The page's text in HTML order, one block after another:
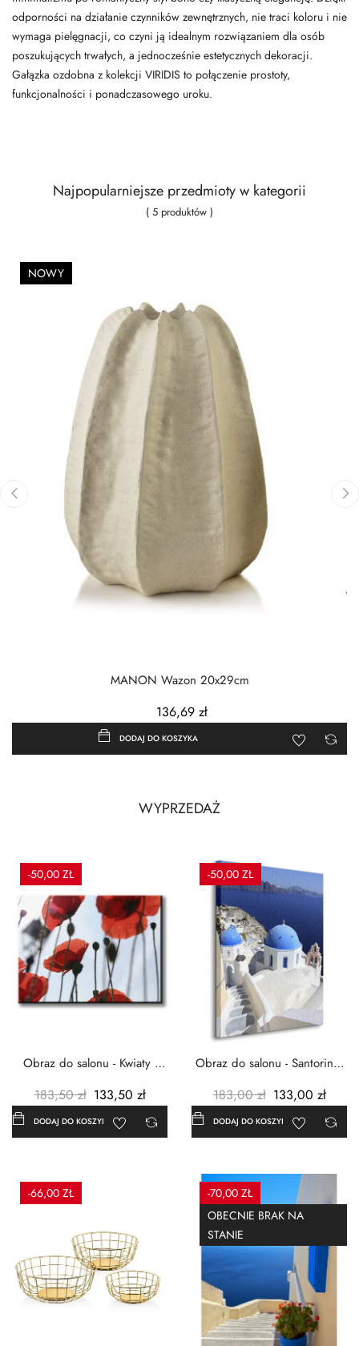
odporności na działanie czynników zewnętrznych, nie traci koloru i nie
wymaga pielęgnacji, co czyni ją idealnym rozwiązaniem dla osób
poszukujących trwałych, a jednocześnie estetycznych dekoracji.
Gałązka ozdobna z kolekcji VIRIDIS to połączenie prostoty,
funkcjonalności i ponadczasowego uroku.
Najpopularniejsze przedmioty w kategorii
( 5 produktów )
NOWY
MANON Wazon 20x29cm
136,69 zł
DODAJ DO KOSZYKA
WYPRZEDAŻ
-50,00 ZŁ
Obraz do salonu - Kwiaty -
183,50 zł 133,50 zł
DODAJ DO KOSZYKA
-50,00 ZŁ
Obraz do salonu - Santorini -
183,00 zł 133,00 zł
DODAJ DO KOSZYKA
-66,00 ZŁ
-70,00 ZŁ
OBECNIE BRAK NA
STANIE